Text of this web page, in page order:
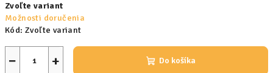
cena:
Zvoľte variant
Možnosti doručenia
Kód: Zvoľte variant
+
− Do košíka